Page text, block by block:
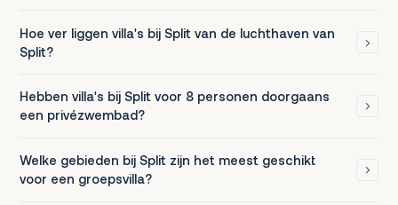
Hoe ver liggen villa's bij Split van de luchthaven van
Split?
Hebben villa's bij Split voor 8 personen doorgaans
een privézwembad?
Welke gebieden bij Split zijn het meest geschikt
voor een groepsvilla?